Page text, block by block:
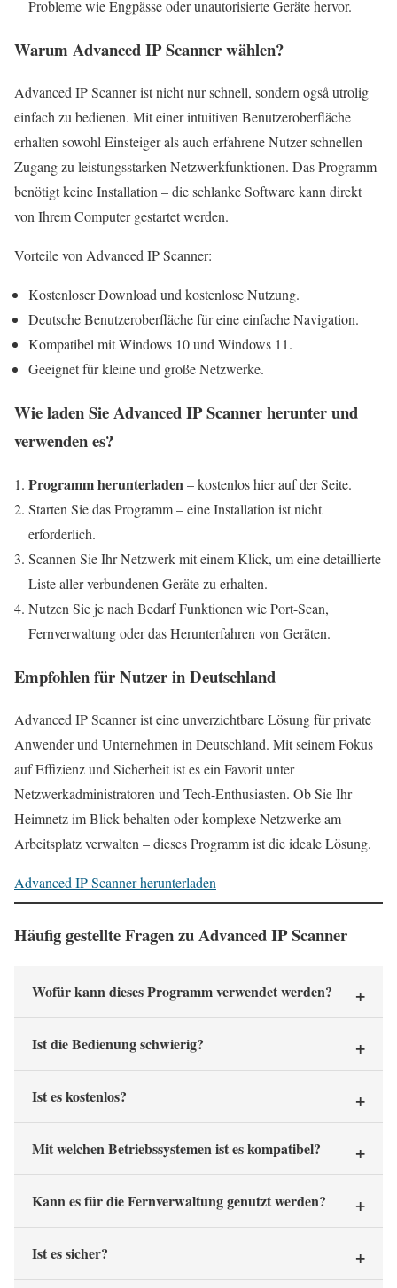
Probleme wie Engpässe oder unautorisierte Geräte hervor.
Warum Advanced IP Scanner wählen?
Advanced IP Scanner ist nicht nur schnell, sondern også utrolig
einfach zu bedienen. Mit einer intuitiven Benutzeroberfläche
erhalten sowohl Einsteiger als auch erfahrene Nutzer schnellen
Zugang zu leistungsstarken Netzwerkfunktionen. Das Programm
benötigt keine Installation – die schlanke Software kann direkt
von Ihrem Computer gestartet werden.
Vorteile von Advanced IP Scanner:
Kostenloser Download und kostenlose Nutzung.
Deutsche Benutzeroberfläche für eine einfache Navigation.
Kompatibel mit Windows 10 und Windows 11.
Geeignet für kleine und große Netzwerke.
Wie laden Sie Advanced IP Scanner herunter und
verwenden es?
Programm herunterladen– kostenlos hier auf der Seite.
Starten Sie das Programm – eine Installation ist nicht
erforderlich.
Scannen Sie Ihr Netzwerk mit einem Klick, um eine detaillierte
Liste aller verbundenen Geräte zu erhalten.
Nutzen Sie je nach Bedarf Funktionen wie Port-Scan,
Fernverwaltung oder das Herunterfahren von Geräten.
Empfohlen für Nutzer in Deutschland
Advanced IP Scanner ist eine unverzichtbare Lösung für private
Anwender und Unternehmen in Deutschland. Mit seinem Fokus
auf Effizienz und Sicherheit ist es ein Favorit unter
Netzwerkadministratoren und Tech-Enthusiasten. Ob Sie Ihr
Heimnetz im Blick behalten oder komplexe Netzwerke am
Arbeitsplatz verwalten – dieses Programm ist die ideale Lösung.
Advanced IP Scanner herunterladen
Häufig gestellte Fragen zu Advanced IP Scanner
Wofür kann dieses Programm verwendet werden?
Ist die Bedienung schwierig?
Ist es kostenlos?
Mit welchen Betriebssystemen ist es kompatibel?
Kann es für die Fernverwaltung genutzt werden?
Ist es sicher?